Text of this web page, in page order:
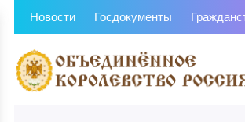
Новости Госдокументы